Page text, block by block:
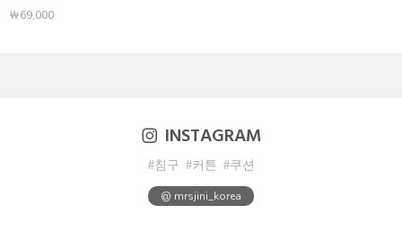
￦69,000
INSTAGRAM
#침구 #커튼 #쿠션
@ mrsjini_korea